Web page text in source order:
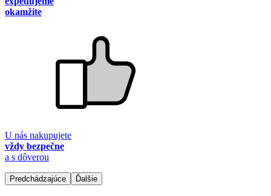
okamžite
U nás nakupujete
vždy bezpečne
a s dôverou
Predchádzajúce Ďalšie